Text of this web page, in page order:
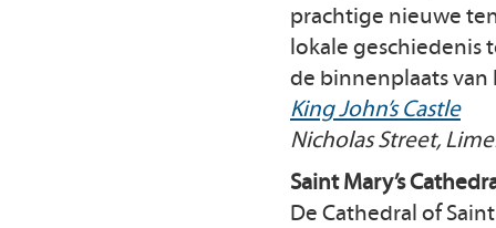
prachtige nieuwe
lokale geschiedenis
de binnenplaats van
King John’s Castle
Nicholas Street,
Saint Mary’s
De Cathedral of